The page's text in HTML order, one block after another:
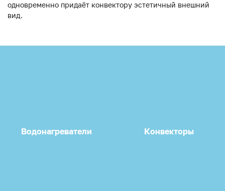
одновременно придаёт конвектору эстетичный внешний
вид.
Водонагреватели Конвекторы